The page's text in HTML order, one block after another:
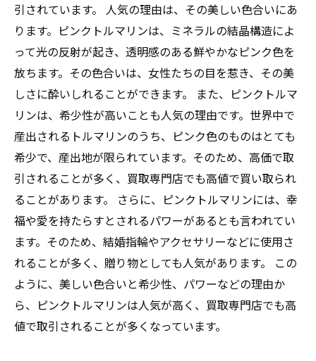
引されています。 人気の理由は、その美しい色合いにあ
ります。ピンクトルマリンは、ミネラルの結晶構造によ
って光の反射が起き、透明感のある鮮やかなピンク色を
放ちます。その色合いは、女性たちの目を惹き、その美
しさに酔いしれることができます。 また、ピンクトルマ
リンは、希少性が高いことも人気の理由です。世界中で
産出されるトルマリンのうち、ピンク色のものはとても
希少で、産出地が限られています。そのため、高価で取
引されることが多く、買取専門店でも高値で買い取られ
ることがあります。 さらに、ピンクトルマリンには、幸
福や愛を持たらすとされるパワーがあるとも言われてい
ます。そのため、結婚指輪やアクセサリーなどに使用さ
れることが多く、贈り物としても人気があります。 この
ように、美しい色合いと希少性、パワーなどの理由か
ら、ピンクトルマリンは人気が高く、買取専門店でも高
値で取引されることが多くなっています。